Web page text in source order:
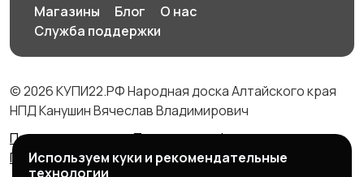
Магазины Блог
О нас
Служба поддержки
© 2026 КУПИ22.РФ Народная доска Алтайского края
НПД Канушин Вячеслав Владимирович
Правила сервиса
Политика конфиденциальности
Политика использования cookie
Используем куки и рекомендательные
технологии